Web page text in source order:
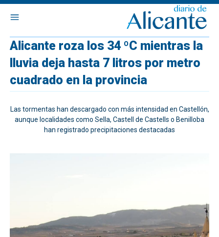
Alicante roza los 34 ºC mientras la
lluvia deja hasta 7 litros por metro
cuadrado en la provincia
Las tormentas han descargado con más intensidad en Castellón,
aunque localidades como Sella, Castell de Castells o Benilloba
han registrado precipitaciones destacadas